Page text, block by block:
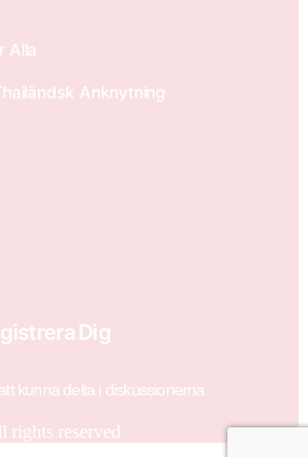
Alla
Anknytning
Dig
kunna delta i diskussionerna
rights reserved